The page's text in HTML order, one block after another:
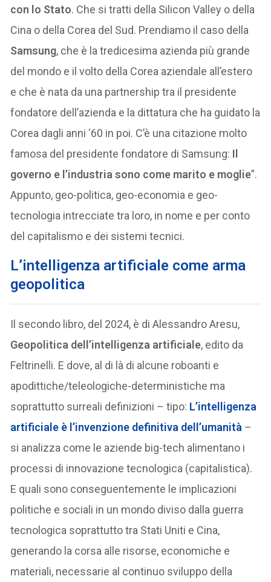
con lo Stato. Che si tratti della Silicon Valley o della
Cina o della Corea del Sud. Prendiamo il caso della
Samsung, che è la tredicesima azienda più grande
del mondo e il volto della Corea aziendale all’estero
e che è nata da una partnership tra il presidente
fondatore dell’azienda e la dittatura che ha guidato la
Corea dagli anni ‘60 in poi. C’è una citazione molto
famosa del presidente fondatore di Samsung: Il
governo e l’industria sono come marito e moglie”.
Appunto, geo-politica, geo-economia e geo-
tecnologia intrecciate tra loro, in nome e per conto
del capitalismo e dei sistemi tecnici.
L’intelligenza artificiale come arma
geopolitica
Il secondo libro, del 2024, è di Alessandro Aresu,
Geopolitica dell’intelligenza artificiale, edito da
Feltrinelli. E dove, al di là di alcune roboanti e
apodittiche/teleologiche-deterministiche ma
soprattutto surreali definizioni – tipo: L’intelligenza
artificiale è l’invenzione definitiva dell’umanità –
si analizza come le aziende big-tech alimentano i
processi di innovazione tecnologica (capitalistica).
E quali sono conseguentemente le implicazioni
politiche e sociali in un mondo diviso dalla guerra
tecnologica soprattutto tra Stati Uniti e Cina,
generando la corsa alle risorse, economiche e
materiali, necessarie al continuo sviluppo della